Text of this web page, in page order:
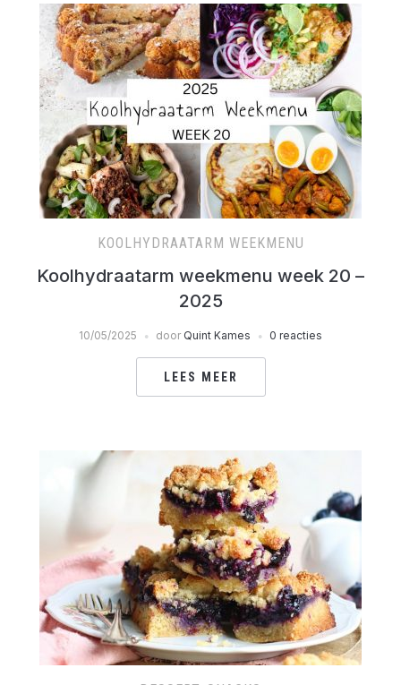
KOOLHYDRAATARM WEEKMENU
Koolhydraatarm weekmenu week 20 –
2025
10/05/2025 door Quint Kames 0 reacties
LEES MEER